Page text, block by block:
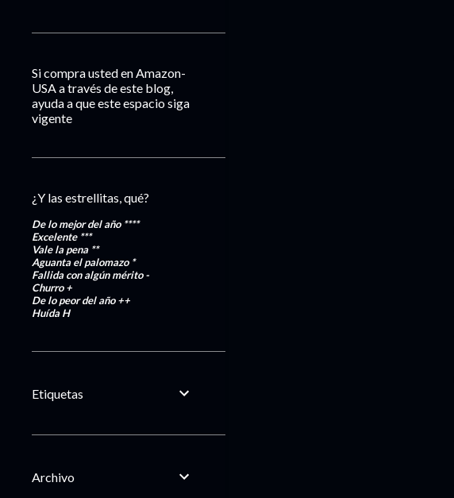
Si compra usted en Amazon-
USA a través de este blog,
ayuda a que este espacio siga
vigente
¿Y las estrellitas, qué?
De lo mejor del año ****
Excelente***
Vale la pena **
Aguanta el palomazo *
Fallida con algún mérito-
Churro+
De lo peor del año++
HuídaH
Etiquetas
Archivo